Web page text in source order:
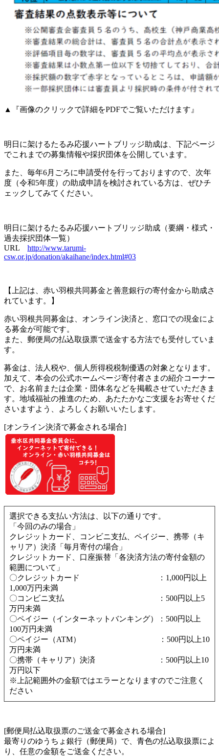
▲『画像のクリックで詳細をPDFでご覧いただけます』
明日に架けるたるみ応援ハートブリッジ助成は、下記ページ
でこれまでの募集情報や採択団体を公開しています。
また、毎年6月ごろに申請受付を行っておりますので、次年
度（令和5年度）の助成申請を検討されている方は、ぜひチ
ェックしてみてください。
明日に架けるたるみ応援ハートブリッジ助成（要綱・様式・
過去採択団体一覧）
URL http://www.tarumi-
csw.or.jp/donation/akaihane/index.html#03
【上記は、赤い羽根共同募金と善意銀行の寄付金から助成さ
れています。】
赤い羽根共同募金は、オンライン決済と、窓口での現金によ
る募金が可能です。
また、郵便局の払込取扱票で送金する方法でも受付していま
す。
募金は、法人税や、個人所得税税制優遇の対象となります。
加えて、本会の公式ホームページ寄付者さまの紹介コーナー
で、お名前または企業・団体名などを掲載させていただきま
す。地域福祉の推進のため、あたたかなご支援をお寄せくだ
さいますよう、よろしくお願いいたします。
[オンライン決済で募金される場合]
選択できる支払い方法は、以下の通りです。
「今回のみの場合」
クレジットカード、コンビニ支払、ペイジー、携帯（キ
ャリア）決済「毎月寄付の場合」
クレジットカード、口座振替「各決済方法の寄付金額の
範囲について」
〇クレジットカード ：1,000円以上
1,000万円未満
〇コンビニ支払 ：500円以上5
万円未満
〇ペイジー（インターネットバンキング）：500円以上
100万円未満
〇ペイジー（ATM） ：500円以上10
万円未満
〇携帯（キャリア）決済 ：500円以上10
万円以下
※上記範囲外の金額ではエラーとなりますのでご注意く
ださい
[郵便局払込取扱票のご送金で募金される場合]
最寄りのゆうちょ銀行（郵便局）で、青色の払込取扱票によ
り、任意の金額をご送金ください。